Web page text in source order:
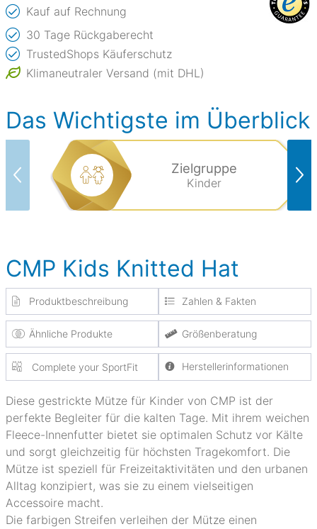
Kauf auf Rechnung
30 Tage Rückgaberecht
TrustedShops Käuferschutz
Klimaneutraler Versand (mit DHL)
Das Wichtigste im Überblick
Zielgruppe
Kinder
CMP Kids Knitted Hat
Produktbeschreibung Zahlen & Fakten
Ähnliche Produkte Größenberatung
Complete your SportFit Herstellerinformationen
Diese gestrickte Mütze für Kinder von CMP ist der
perfekte Begleiter für die kalten Tage. Mit ihrem weichen
Fleece-Innenfutter bietet sie optimalen Schutz vor Kälte
und sorgt gleichzeitig für höchsten Tragekomfort. Die
Mütze ist speziell für Freizeitaktivitäten und den urbanen
Alltag konzipiert, was sie zu einem vielseitigen
Accessoire macht.
Die farbigen Streifen verleihen der Mütze einen